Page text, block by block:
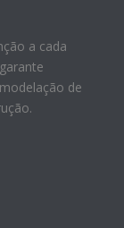
a cada
de